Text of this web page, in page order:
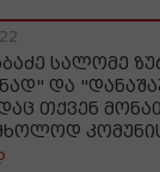
სალომე
და
თქვენ